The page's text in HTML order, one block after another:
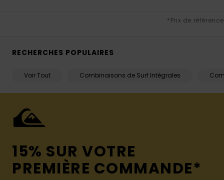
*Prix de référence
RECHERCHES POPULAIRES
Voir Tout Combinaisons de Surf Intégrales
15% SUR VOTRE
PREMIÈRE COMMANDE*